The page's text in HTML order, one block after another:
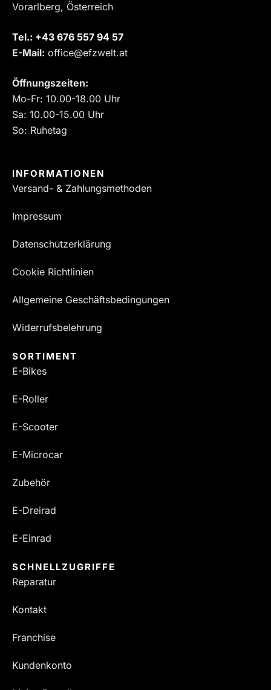
Vorarlberg, Österreich
Tel.: ‎+43 676 557 94 57
E-Mail: office@efzwelt.at
Öffnungszeiten:
Mo-Fr: 10.00-18.00 Uhr
Sa: 10.00-15.00 Uhr
So: Ruhetag
INFORMATIONEN
Versand- & Zahlungsmethoden
Impressum
Datenschutzerklärung
Cookie Richtlinien
Allgemeine Geschäftsbedingungen
Widerrufsbelehrung
SORTIMENT
E-Bikes
E-Roller
E-Scooter
E-Microcar
Zubehör
E-Dreirad
E-Einrad
SCHNELLZUGRIFFE
Reparatur
Kontakt
Franchise
Kundenkonto